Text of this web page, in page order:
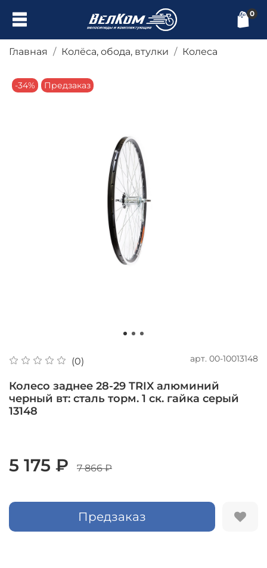
0
Главная Колёса, обода, втулки Колеса
-34% Предзаказ
(0) арт. 00-10013148
Колесо заднее 28-29 TRIX алюминий
черный вт: сталь торм. 1 ск. гайка серый
13148
5 175 ₽ 7 866 ₽
Предзаказ